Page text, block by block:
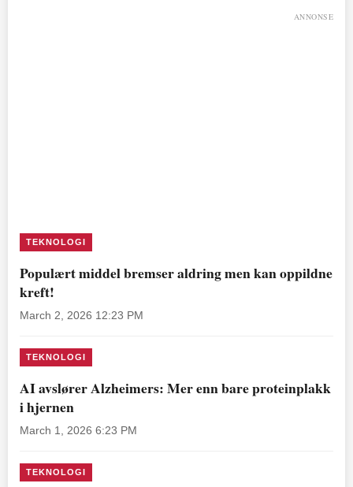
ANNONSE
TEKNOLOGI
Populært middel bremser aldring men kan oppildne
kreft!
March 2, 2026 12:23 PM
TEKNOLOGI
AI avslører Alzheimers: Mer enn bare proteinplakk
i hjernen
March 1, 2026 6:23 PM
TEKNOLOGI